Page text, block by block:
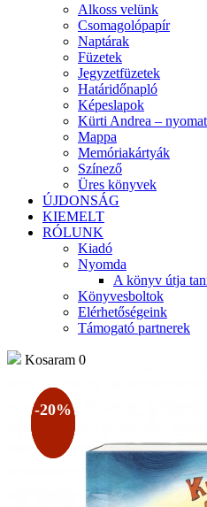
Alkoss velünk
Csomagolópapír
Naptárak
Füzetek
Jegyzetfüzetek
Határidőnapló
Képeslapok
Kürti Andrea –
Mappa
Memóriakártyák
Színező
Üres könyvek
ÚJDONSÁG
KIEMELT
RÓLUNK
Kiadó
Nyomda
A könyv útja
Könyvesboltok
Elérhetőségeink
Támogató partnerek
Kosaram 0
-20%
-20%
-20%